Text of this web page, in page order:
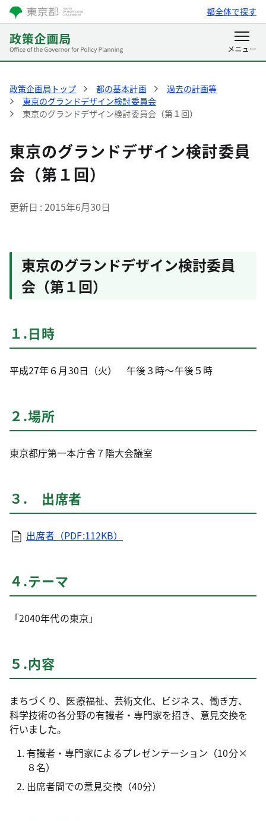
都全体で探す
政策企画局トップ 都の基本計画
過去の計画等
東京のグランドデザイン検討委員会
東京のグランドデザイン検討委員会（第１回）
東京のグランドデザイン検討委員
会（第１回）
更新日 2015年6月30日
東京のグランドデザイン検討委員
会（第１回）
１.日時
平成27年６月30日（火） 午後３時～午後５時
２.場所
東京都庁第一本庁舎７階大会議室
３. 出席者
出席者（PDF:112KB）
４.テーマ
「2040年代の東京」
５.内容
まちづくり、医療福祉、芸術文化、ビジネス、働き方、
科学技術の各分野の有識者・専門家を招き、意見交換を
行いました。
有識者・専門家によるプレゼンテーション（10分×
８名）
出席者間での意見交換（40分）